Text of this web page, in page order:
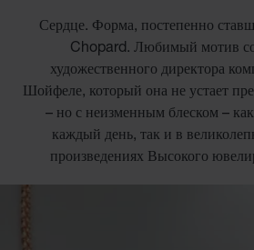
Сердце. Форма, постепенно
Chopard. Любимый мотив
художественного директора
Шойфеле, который она не устает
– но с неизменным блеском –
каждый день, так и в
произведениях Высокого